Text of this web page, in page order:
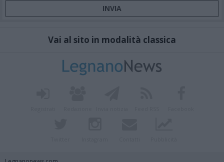
Vai al sito in modalità classica